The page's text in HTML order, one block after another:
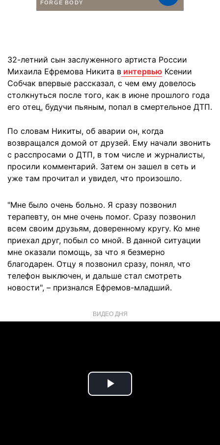
32-летний сын заслуженного артиста России
Михаила Ефремова Никита в интервью Ксении
Собчак впервые рассказал, с чем ему довелось
столкнуться после того, как в июне прошлого года
его отец, будучи пьяным, попал в смертельное ДТП.
По словам Никиты, об аварии он, когда
возвращался домой от друзей. Ему начали звонить
с расспросами о ДТП, в том числе и журналисты,
просили комментарий. Затем он зашел в сеть и
уже там прочитал и увидел, что произошло.
"Мне было очень больно. Я сразу позвонил
терапевту, он мне очень помог. Сразу позвонил
всем своим друзьям, доверенному кругу. Ко мне
приехал друг, побыл со мной. В данной ситуации
мне оказали помощь, за что я безмерно
благодарен. Отцу я позвонил сразу, понял, что
телефон выключен, и дальше стал смотреть
новости", – признался Ефремов-младший.
ВИДЕО ДНЯ
Play